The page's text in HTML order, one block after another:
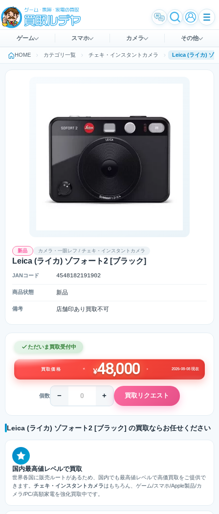
ゲーム スマホ カメラ その他
HOME カテゴリ一覧 チェキ・インスタントカメラ
新品 カメラ・一眼レフ / チェキ・インスタントカメラ
Leica (ライカ) ゾフォート2 [ブラック]
JANコード 4548182191902
商品状態 新品
備考 店舗印あり買取不可
ただいま買取受付中
買取価格 ¥48,000 2026-08-08 現在
個数 − + 買取リクエスト
Leica (ライカ) ゾフォート2 [ブラック] の買取ならお任せください
国内最高値レベルで買取
世界各国に販売ルートがあるため、国内でも最高値レベルで高価買取をご提供で
きます。 チェキ・インスタントカメラはもちろん、ゲーム/スマホ/Apple製品/カ
メラ/PC/高額家電を強化買取中です。